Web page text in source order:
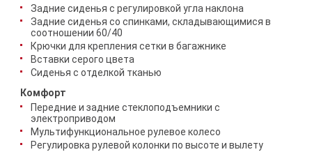
Задние сиденья с регулировкой угла наклона
Задние сиденья со спинками, складывающимися в
соотношении 60/40
Крючки для крепления сетки в багажнике
Вставки серого цвета
Сиденья с отделкой тканью
Комфорт
Передние и задние стеклоподъемники с
электроприводом
Мультифункциональное рулевое колесо
Регулировка рулевой колонки по высоте и вылету